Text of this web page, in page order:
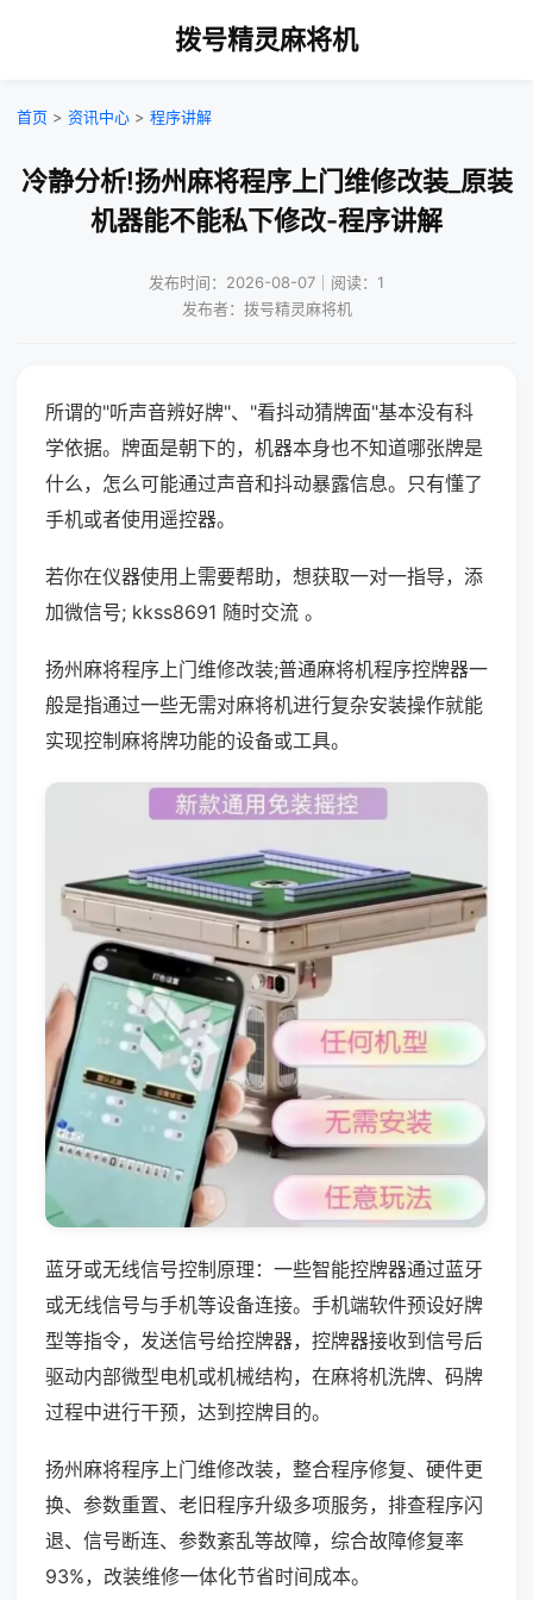
拨号精灵麻将机
首页 > 资讯中心 > 程序讲解
冷静分析!扬州麻将程序上门维修改装_原装
机器能不能私下修改-程序讲解
发布时间：2026-08-07｜阅读：1
发布者：拨号精灵麻将机
所谓的"听声音辨好牌"、"看抖动猜牌面"基本没有科
学依据。牌面是朝下的，机器本身也不知道哪张牌是
什么，怎么可能通过声音和抖动暴露信息。只有懂了
手机或者使用遥控器。
若你在仪器使用上需要帮助，想获取一对一指导，添
加微信号; kkss8691 随时交流 。
扬州麻将程序上门维修改装;普通麻将机程序控牌器一
般是指通过一些无需对麻将机进行复杂安装操作就能
实现控制麻将牌功能的设备或工具。
蓝牙或无线信号控制原理：一些智能控牌器通过蓝牙
或无线信号与手机等设备连接。手机端软件预设好牌
型等指令，发送信号给控牌器，控牌器接收到信号后
驱动内部微型电机或机械结构，在麻将机洗牌、码牌
过程中进行干预，达到控牌目的。
扬州麻将程序上门维修改装，整合程序修复、硬件更
换、参数重置、老旧程序升级多项服务，排查程序闪
退、信号断连、参数紊乱等故障，综合故障修复率
93%，改装维修一体化节省时间成本。